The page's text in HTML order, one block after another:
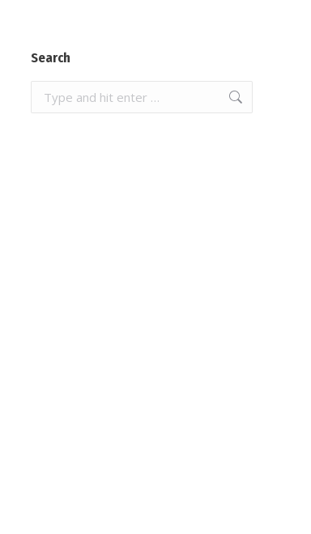
Search
Search: